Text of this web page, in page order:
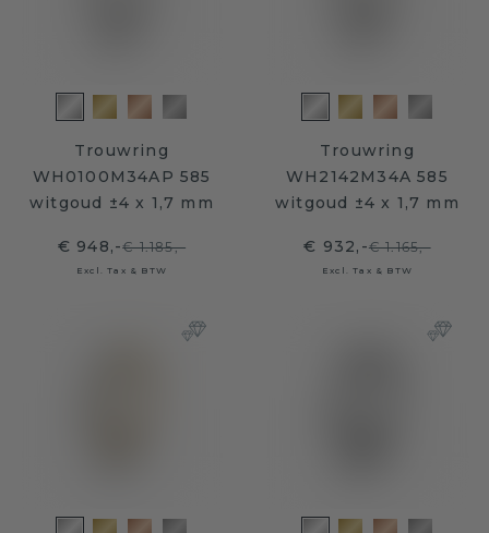
Trouwring
WH0100M34AP 585
witgoud ±4 x 1,7 mm
€ 948,-€ 1.185,-
Excl. Tax & BTW
Trouwring
WH2142M34A 585
witgoud ±4 x 1,7 mm
€ 932,-€ 1.165,-
Excl. Tax & BTW